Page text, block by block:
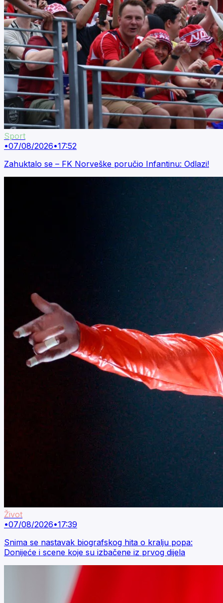
Sport
•07/08/2026•17:52
Zahuktalo se – FK Norveške poručio Infantinu: Odlazi!
Život
•07/08/2026•17:39
Snima se nastavak biografskog hita o kralju popa:
Donijeće i scene koje su izbačene iz prvog dijela